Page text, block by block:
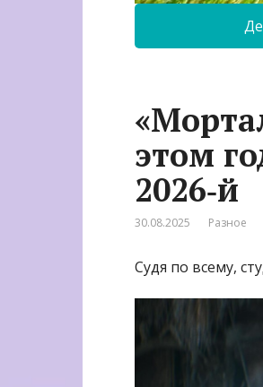
этом
2026‑й
30.08.2025 Разное
Судя по всему,